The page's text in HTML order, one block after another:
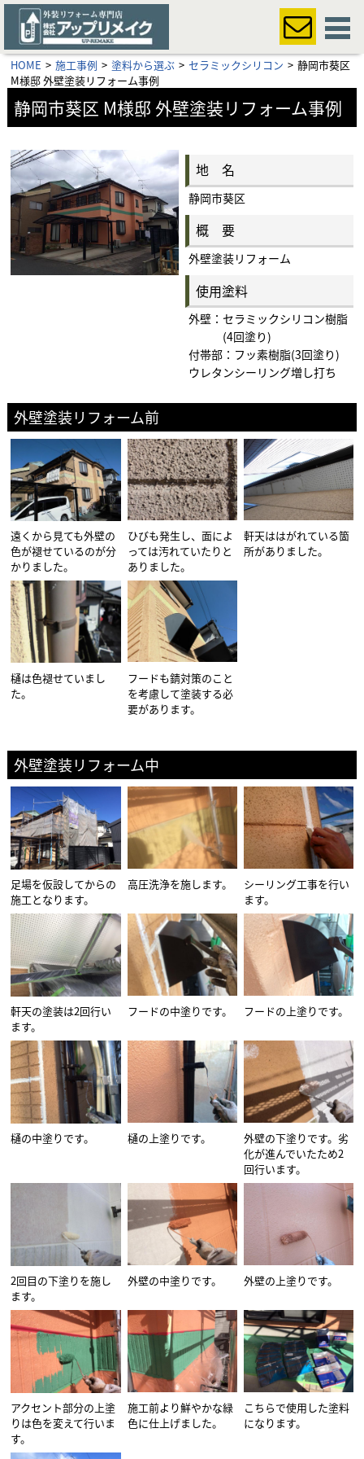
HOME 施工事例 塗料から選ぶ セラミックシリコン
静岡市葵区
M様邸 外壁塗装リフォーム事例
静岡市葵区 M様邸 外壁塗装リフォーム事例
地 名
静岡市葵区
概 要
外壁塗装リフォーム
使用塗料
外壁：セラミックシリコン樹脂
(4回塗り)
付帯部：フッ素樹脂(3回塗り)
ウレタンシーリング増し打ち
外壁塗装リフォーム前
遠くから見ても外壁の
色が褪せているのが分
かりました。
ひびも発生し、面によ
っては汚れていたりと
ありました。
軒天ははがれている箇
所がありました。
樋は色褪せていまし
た。
フードも錆対策のこと
を考慮して塗装する必
要があります。
外壁塗装リフォーム中
足場を仮設してからの
施工となります。
高圧洗浄を施します。
シーリング工事を行い
ます。
軒天の塗装は2回行い
ます。
フードの中塗りです。 フードの上塗りです。
樋の中塗りです。 樋の上塗りです。
外壁の下塗りです。劣
化が進んでいたため2
回行います。
2回目の下塗りを施し
ます。
外壁の中塗りです。 外壁の上塗りです。
アクセント部分の上塗
りは色を変えて行いま
す。
施工前より鮮やかな緑
色に仕上げました。
こちらで使用した塗料
になります。